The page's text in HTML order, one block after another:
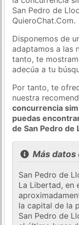
San Pedro de
QuieroChat.Com.
Disponemos de
adaptamos a las
tanto, te
adecúa a tu
Por tanto, te
nuestra
concurrencia
puedas
de San Pedro de
Más datos
San Pedro de
La Libertad, en
la capital de la
San Pedro de